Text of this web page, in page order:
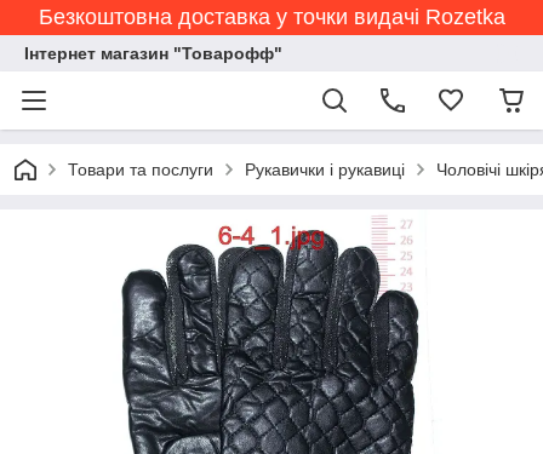
Безкоштовна доставка у точки видачі Rozetka
Інтернет магазин "Товарофф"
Товари та послуги Рукавички і рукавиці Чоловічі